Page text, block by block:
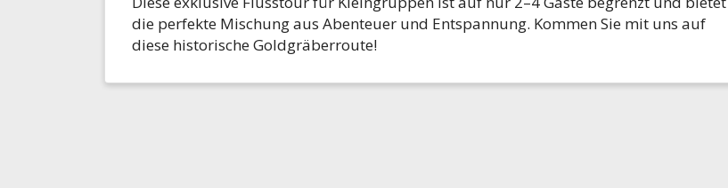
die perfekte Mischung aus Abenteuer und Entspannung. Kommen Sie mit uns auf
diese historische Goldgräberroute!